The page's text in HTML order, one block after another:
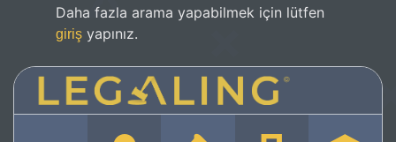
Daha fazla arama yapabilmek için lütfen
giriş yapınız.